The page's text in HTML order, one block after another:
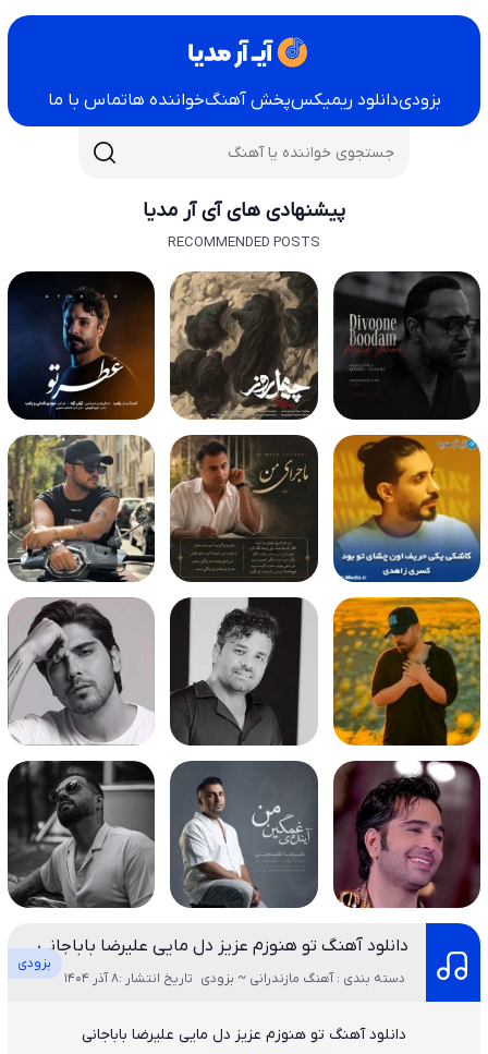
بزودیدانلود ریمیکسپخش آهنگخواننده هاتماس با ما
پیشنهادی های آی آر مدیا
RECOMMENDED POSTS
دانلود آهنگ تو هنوزم عزیز دل مایی علیرضا باباجانی
بزودی
دسته بندی : آهنگ مازندرانی ~ بزودی تاریخ انتشار :8 آذر 1404
دانلود آهنگ تو هنوزم عزیز دل مایی علیرضا باباجانی